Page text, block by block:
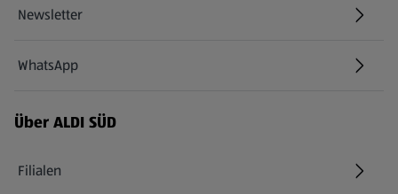
Newsletter
WhatsApp
Über ALDI SÜD
Filialen